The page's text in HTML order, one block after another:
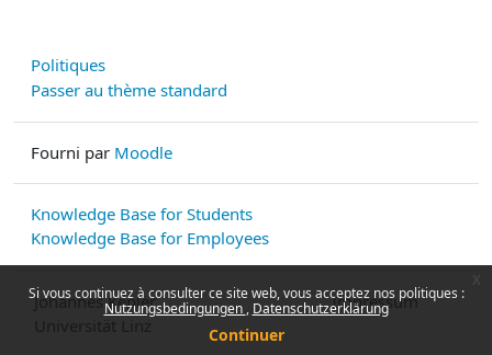
Si vous continuez à consulter ce site web, vous acceptez nos politiques :
Nutzungsbedingungen Datenschutzerklärung
Continuer
Politiques
Passer au thème standard
Fourni par Moodle
Knowledge Base for Students
Knowledge Base for Employees
Johannes Kepler
Impressum